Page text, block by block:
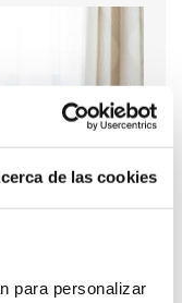
de las cookies
para personalizar
lo que debes